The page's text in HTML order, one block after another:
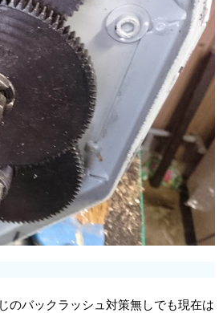
のバックラッシュ対策無しでも現在は